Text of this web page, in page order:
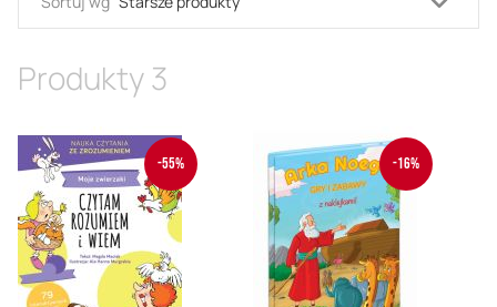
Produkty3
-55% -16%